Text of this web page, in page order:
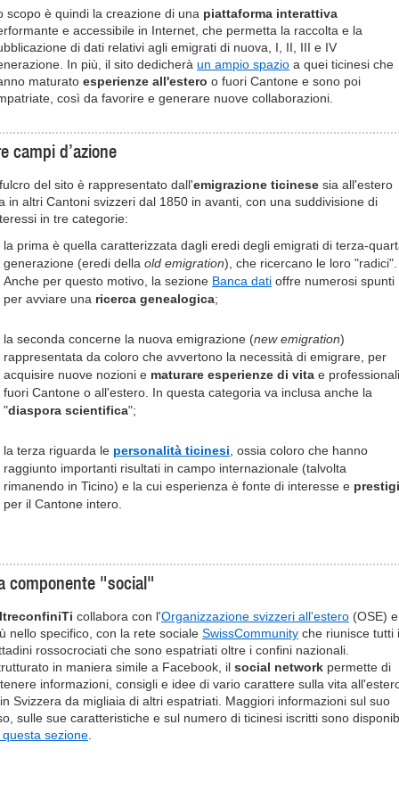
scopo è quindi la creazione di una piattaforma interattiva
e accessibile in Internet, che permetta la raccolta e la
di dati relativi agli emigrati di nuova, I, II, III e IV
In più, il sito dedicherà un ampio spazio a quei ticinesi che
maturato esperienze all'estero o fuori Cantone e sono poi
così da favorire e generare nuove collaborazioni.
campi d’azione
del sito è rappresentato dall'emigrazione ticinese sia all'estero
in altri Cantoni svizzeri dal 1850 in avanti, con una suddivisione di
in tre categorie:
la prima è quella caratterizzata dagli eredi degli emigrati di terza-
generazione (eredi della old emigration), che ricercano le loro "radici".
Anche per questo motivo, la sezione Banca dati offre numerosi spunti
per avviare una ricerca genealogica;
la seconda concerne la nuova emigrazione (new emigration)
rappresentata da coloro che avvertono la necessità di emigrare, per
acquisire nuove nozioni e maturare esperienze di vita e professionali
fuori Cantone o all'estero. In questa categoria va inclusa anche la
"diaspora scientifica";
la terza riguarda le personalità ticinesi, ossia coloro che hanno
raggiunto importanti risultati in campo internazionale (talvolta
rimanendo in Ticino) e la cui esperienza è fonte di interesse e
per il Cantone intero.
componente "social"
collabora con l'Organizzazione svizzeri all'estero (OSE)
nello specifico, con la rete sociale SwissCommunity che riunisce tutti i
rossocrociati che sono espatriati oltre i confini nazionali.
in maniera simile a Facebook, il social network permette di
informazioni, consigli e idee di vario carattere sulla vita
Svizzera da migliaia di altri espatriati. Maggiori informazioni sul suo
sulle sue caratteristiche e sul numero di ticinesi iscritti sono
questa sezione.